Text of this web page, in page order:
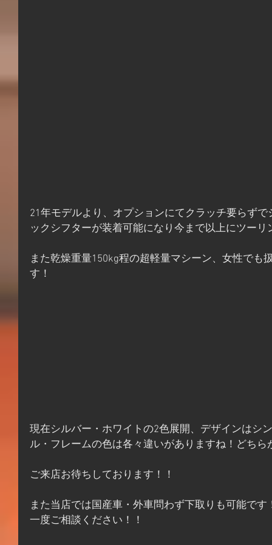
21年モデルより、オプションにてクラッチ要らず
ックシフターが装着可能になり今まで以上にツー
また乾燥重量150kg程の超軽量マシーン、女性でも
す！
現在シルバー・ホワイトの2色展開、デザインはシ
ル・フレームの色は各々違いがありますね！どちら
ご来店お待ちしております！！
また当店では国産車・外車問わず下取りも可能で
一度ご相談ください！！